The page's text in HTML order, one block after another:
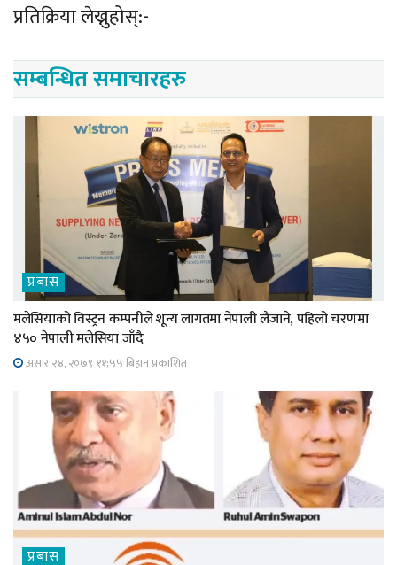
प्रतिक्रिया लेख्नुहोस्:-
सम्बन्धित समाचारहरु
प्रबास
मलेसियाको विस्ट्रन कम्पनीले शून्य लागतमा नेपाली लैजाने, पहिलो चरणमा
४५० नेपाली मलेसिया जाँदै
असार २४, २०७९ ११;५५ बिहान प्रकाशित
प्रबास